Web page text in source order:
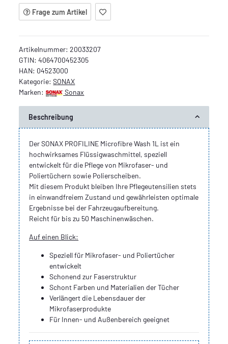
Frage zum Artikel
Artikelnummer:20033207
GTIN: 4064700452305
HAN: 04523000
Kategorie:SONAX
Marken:
Sonax
Beschreibung
Der SONAX PROFILINE Microfibre Wash 1L ist ein
hochwirksames Flüssigwaschmittel, speziell
entwickelt für die Pflege von Mikrofaser- und
Poliertüchern sowie Polierscheiben.
Mit diesem Produkt bleiben Ihre Pflegeutensilien stets
in einwandfreiem Zustand und gewährleisten optimale
Ergebnisse bei der Fahrzeugaufbereitung.
Reicht für bis zu 50 Maschinenwäschen.
Auf einen Blick:
Speziell für Mikrofaser- und Poliertücher
entwickelt
Schonend zur Faserstruktur
Schont Farben und Materialien der Tücher
Verlängert die Lebensdauer der
Mikrofaserprodukte
Für Innen- und Außenbereich geeignet